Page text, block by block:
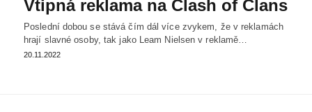
Vtipná reklama na Clash of Clans
Poslední dobou se stává čím dál více zvykem, že v reklamách
hrají slavné osoby, tak jako Leam Nielsen v reklamě…
20.11.2022